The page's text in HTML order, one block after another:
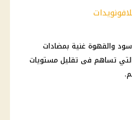
والقهوة غنية بمضادات
التي تساهم فى تقليل مستويات